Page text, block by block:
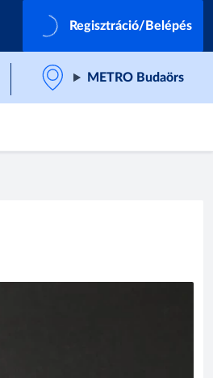
Regisztráció/Belépés
METRO Budaörs